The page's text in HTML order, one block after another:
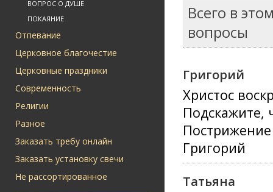
ВОПРОС О ДУШЕ
ПОКАЯНИЕ
Отпевание
Церковное благочестие
Церковные праздники
Современность
Религии
Разное
Заказать требу онлайн
Заказать установку свечи
Не рассортированное
Всего в
вопросы
Григорий
Христос
Подскажите,
Григорий
Татьяна